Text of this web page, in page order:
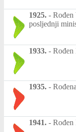
1925. - Rođen
posljednji
1933. - Rođen
1935. -
1941. - Rođen